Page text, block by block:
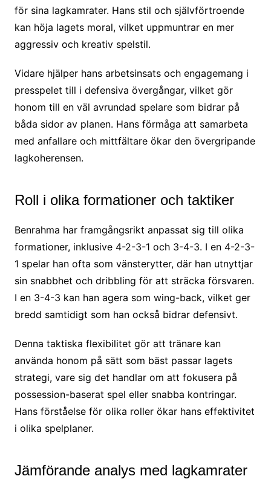
för sina lagkamrater. Hans stil och självförtroende
kan höja lagets moral, vilket uppmuntrar en mer
aggressiv och kreativ spelstil.
Vidare hjälper hans arbetsinsats och engagemang i
presspelet till i defensiva övergångar, vilket gör
honom till en väl avrundad spelare som bidrar på
båda sidor av planen. Hans förmåga att samarbeta
med anfallare och mittfältare ökar den övergripande
lagkoherensen.
Roll i olika formationer och taktiker
Benrahma har framgångsrikt anpassat sig till olika
formationer, inklusive 4-2-3-1 och 3-4-3. I en 4-2-3-
1 spelar han ofta som vänsterytter, där han utnyttjar
sin snabbhet och dribbling för att sträcka försvaren.
I en 3-4-3 kan han agera som wing-back, vilket ger
bredd samtidigt som han också bidrar defensivt.
Denna taktiska flexibilitet gör att tränare kan
använda honom på sätt som bäst passar lagets
strategi, vare sig det handlar om att fokusera på
possession-baserat spel eller snabba kontringar.
Hans förståelse för olika roller ökar hans effektivitet
i olika spelplaner.
Jämförande analys med lagkamrater